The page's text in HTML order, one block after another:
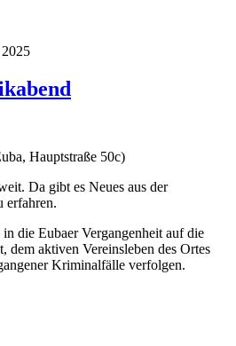
Hauptstraße 50c)
Da gibt es Neues aus der
erfahren.
die Eubaer Vergangenheit auf die
dem aktiven Vereinsleben des Ortes
Kriminalfälle verfolgen.